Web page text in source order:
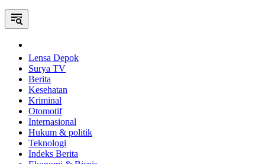
Lensa Depok
Surya TV
Berita
Kesehatan
Kriminal
Otomotif
Internasional
Hukum & politik
Teknologi
Indeks Berita